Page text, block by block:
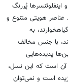
پُررنگ
هویتی متنوع و
به
با جنس مخالف
پدیده‌هایی
آن است که این نسل،
است و نمی‌توان